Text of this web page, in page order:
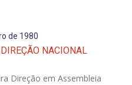
de 1980
NACIONAL
Direção em Assembleia